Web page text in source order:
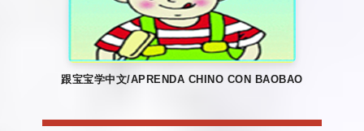
跟宝宝学中文/APRENDA CHINO CON BAOBAO